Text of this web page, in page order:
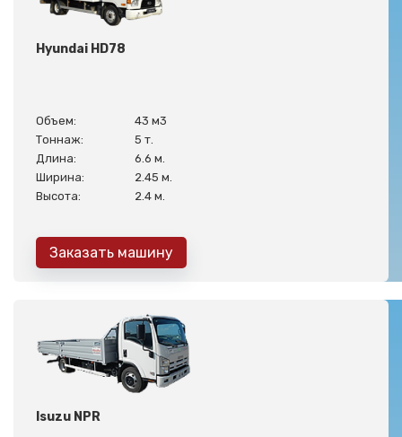
Hyundai HD78
Объем:
43 м3
Тоннаж:
5 т.
Длина:
6.6 м.
Ширина:
2.45 м.
Высота:
2.4 м.
Заказать машину
Isuzu NPR